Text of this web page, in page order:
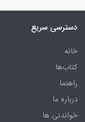
دسترسی سریع
خانه
کتاب‌ها
راهنما
درباره ما
خواندنی ها